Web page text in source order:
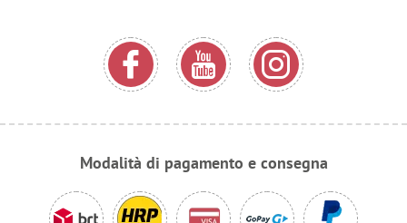
Modalità di pagamento e consegna